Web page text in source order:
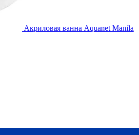
Акриловая ванна Aquanet Manila